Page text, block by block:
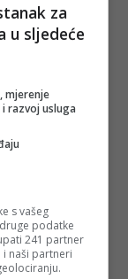
iFacebook
za
u sljedeće
mjerenje
razvoj usluga
s vašeg
podatke
241 partner
naši partneri